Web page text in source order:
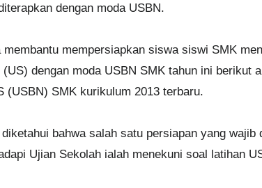
dengan moda USBN.
membantu mempersiapkan siswa siswi SMK
(US) dengan moda USBN SMK tahun ini berikut
(USBN) SMK kurikulum 2013 terbaru.
diketahui bahwa salah satu persiapan yang
Ujian Sekolah ialah menekuni soal latihan